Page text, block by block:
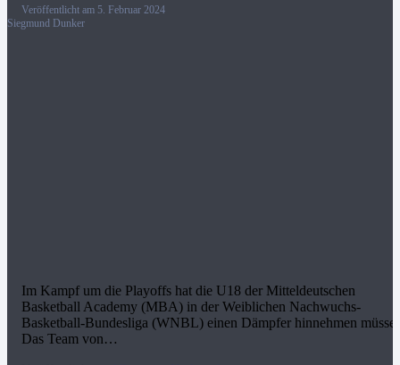
Veröffentlicht am 5. Februar 2024
Siegmund Dunker
Im Kampf um die Playoffs hat die U18 der Mitteldeutschen
Basketball Academy (MBA) in der Weiblichen Nachwuchs-
Basketball-Bundesliga (WNBL) einen Dämpfer hinnehmen
Das Team von…